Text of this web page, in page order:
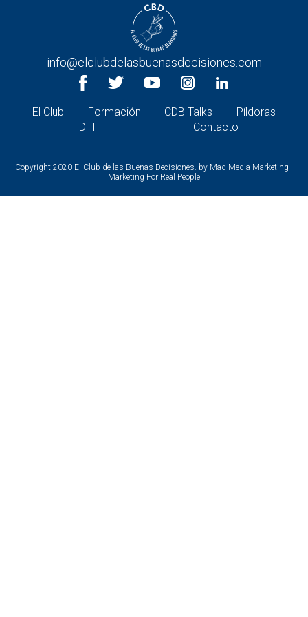
CONTACTA CON NOSOTROS
+34 966 26 30 27 |
info@elclubdelasbuenasdecisiones.com
El Club Formación CDB Talks
Píldoras
I+D+I
Contacto
Copyright 2020 El Club de las Buenas Decisiones. by Mad Media Marketing -
Marketing For Real People